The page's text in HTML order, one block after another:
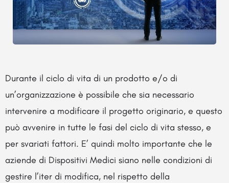
Durante il ciclo di vita di un prodotto e/o di
un’organizzazione è possibile che sia necessario
intervenire a modificare il progetto originario, e questo
può avvenire in tutte le fasi del ciclo di vita stesso, e
per svariati fattori. E’ quindi molto importante che le
aziende di Dispositivi Medici siano nelle condizioni di
gestire l’iter di modifica, nel rispetto della